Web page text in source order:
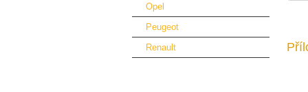
Opel
Peugeot
Renault